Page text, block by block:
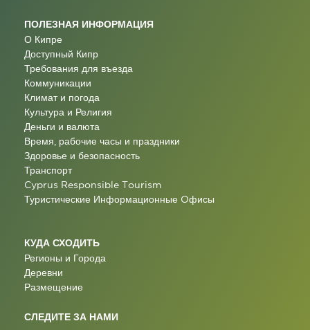
ПОЛЕЗНАЯ ИНФОРМАЦИЯ
О Кипре
Доступный Кипр
Требования для въезда
Коммуникации
Климат и погода
Культура и Религия
Деньги и валюта
Время, рабочие часы и праздники
Здоровье и безопасность
Транспорт
Cyprus Responsible Tourism
Туристические Информационные Oфисы
КУДА СХОДИТЬ
Регионы и Города
Деревни
Размещение
СЛЕДИТЕ ЗА НАМИ